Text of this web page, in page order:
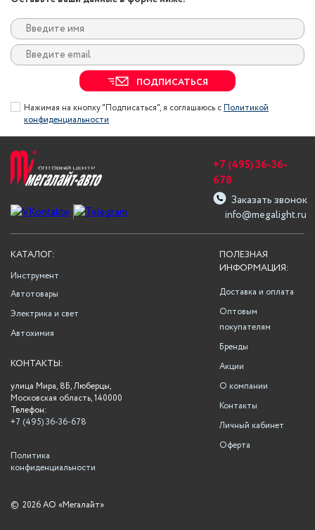
ПОДПИСАТЬСЯ
Нажимая на кнопку "Подписаться", я соглашаюсь сПолитикой
конфиденциальности
info@megalight.ru
+7 (495) 36-36-
678
Заказать звонок
ПОЛЕЗНАЯ
ИНФОРМАЦИЯ:
Доставка и оплата
Оптовым
покупателям
Бренды
Акции
О компании
Контакты
Личный кабинет
Оферта
КАТАЛОГ:
Инструмент
Автотовары
Электрика и свет
Автохимия
КОНТАКТЫ:
улица Мира, 8Б, Люберцы,
Московская область, 140000
Телефон:
+7 (495) 36-36-678
Политика
конфиденциальности
© 2026 АО «Мегалайт»